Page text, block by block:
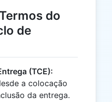
do
de
(TCE):
a colocação
da entrega.